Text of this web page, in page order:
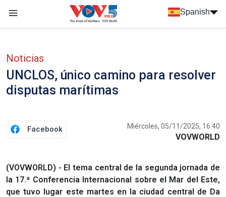
Spanish
Noticias
UNCLOS, único camino para resolver
disputas marítimas
Facebook Miércoles, 05/11/2025, 16:40
VOVWORLD
(VOVWORLD) - El tema central de la segunda jornada de
la 17.ª Conferencia Internacional sobre el Mar del Este,
que tuvo lugar este martes en la ciudad central de Da